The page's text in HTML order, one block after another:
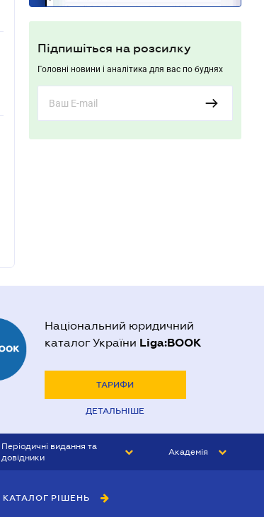
Підпишіться на розсилку
Головні новини і аналітика для вас по буднях
Національний юридичний
каталог України Liga:BOOK
ТАРИФИ
ДЕТАЛЬНІШЕ
Періодичні видання та
довідники
БУХГАЛТЕР&ЗАКОН
Академія
КАТАЛОГ РІШЕНЬ